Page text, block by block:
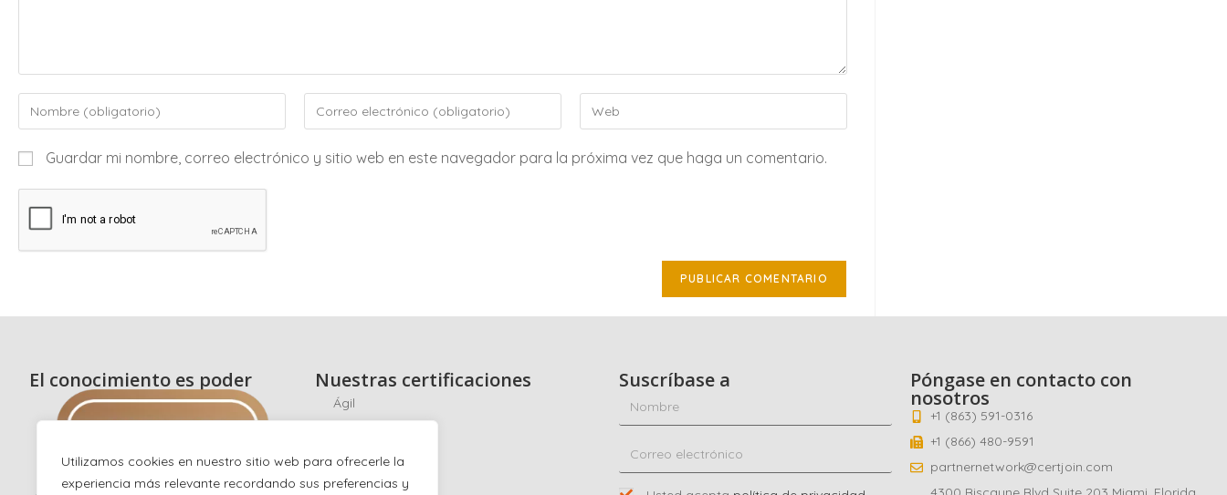
Utilizamos cookies en nuestro sitio web para ofrecerle la
experiencia más relevante recordando sus preferencias y
Guardar mi nombre, correo electrónico y sitio web en este navegador para la próxima vez que haga un comentario.
El conocimiento es poder Nuestras certificaciones
Ágil
Ciberseguridad
Hacking ético
Suscríbase a Póngase en contacto con
nosotros
+1 (863) 591-0316
+1 (866) 480-9591
partnernetwork@certjoin.com